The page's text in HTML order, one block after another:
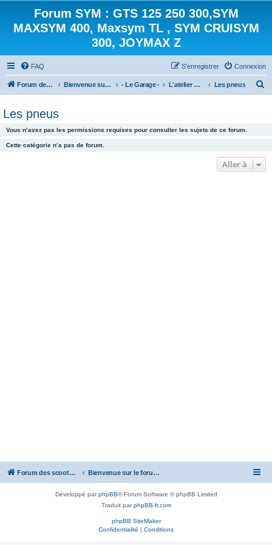
Forum SYM : GTS 125 250 300,SYM
MAXSYM 400, Maxsym TL , SYM CRUISYM
300, JOYMAX Z
FAQ Connexion
S’enregistrer
Forum des scooters SYM - GTS -MAXSYM - CRUISYM - JOYMAX - Maxsym TL Bienvenue sur le forum des scooters de la gamme SYM - Le Garage - L'atelier mécanique Les pneus
r
c
Les pneus
Vous n’avez pas les permissions requises pour consulter les sujets de ce forum.
Cette catégorie n’a pas de forum.
Aller à
Forum des scooters SYM - GTS -MAXSYM - CRUISYM - JOYMAX - Maxsym TL Bienvenue sur le forum des scooters de la gamme SYM
Développé parphpBB® Forum Software © phpBB Limited
Traduit parphpBB-fr.com
phpBB SiteMaker
Confidentialité | Conditions